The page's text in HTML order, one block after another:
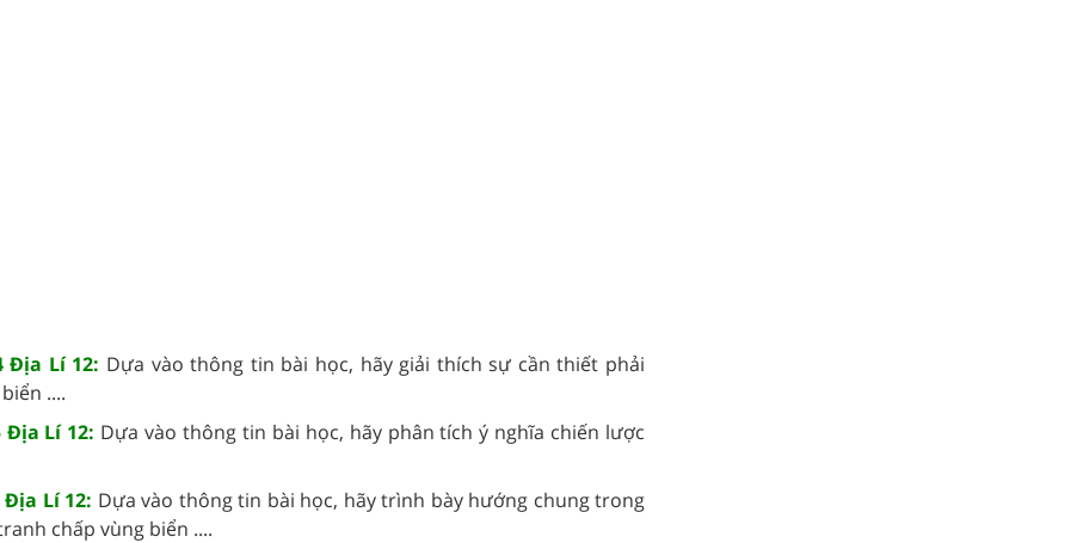
Địa Lí 12: Dựa vào thông tin bài học, hãy giải thích sự cần thiết phải
....
Địa Lí 12: Dựa vào thông tin bài học, hãy phân tích ý nghĩa chiến lược
Lí 12: Dựa vào thông tin bài học, hãy trình bày hướng chung trong
chấp vùng biển ....